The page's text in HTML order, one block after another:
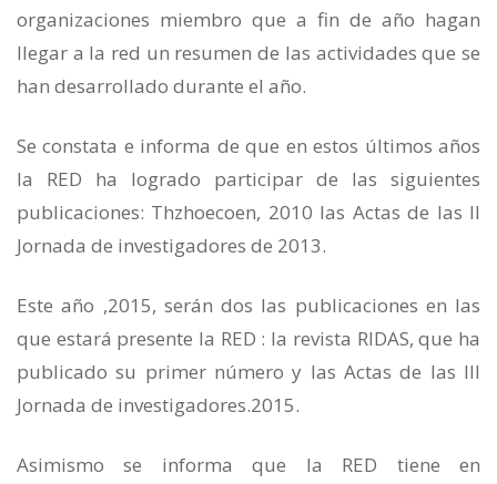
organizaciones miembro que a fin de año hagan
llegar a la red un resumen de las actividades que se
han desarrollado durante el año.
Se constata e informa de que en estos últimos años
la RED ha logrado participar de las siguientes
publicaciones: Thzhoecoen, 2010 las Actas de las II
Jornada de investigadores de 2013.
Este año ,2015, serán dos las publicaciones en las
que estará presente la RED : la revista RIDAS, que ha
publicado su primer número y las Actas de las III
Jornada de investigadores.2015.
Asimismo se informa que la RED tiene en